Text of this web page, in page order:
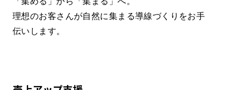
理想のお客さんが自然に集まる導線づくりをお手
伝いします。